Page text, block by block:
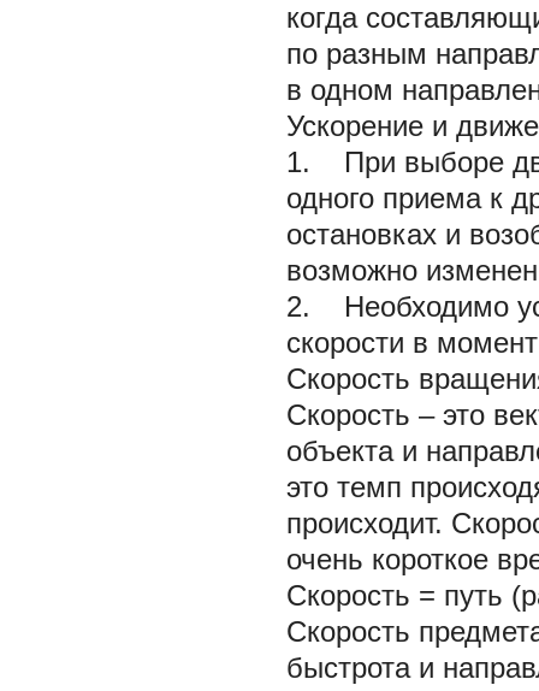
когда
по разным
в одном
Ускорение и
1. При выборе
одного приема к
остановках и
возможно
2. Необходимо
скорости в
Скорость
Скорость – это
объекта и
это темп
происходит.
очень короткое
Скорость = путь
Скорость
быстрота и